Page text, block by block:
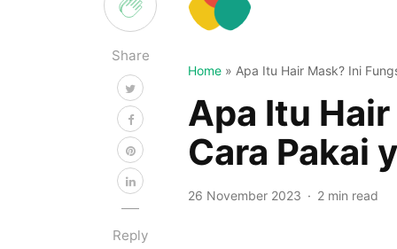
Share
Reply
Home » Apa Itu Hair Mask? Ini
Apa Itu
Cara Pakai
26 November 2023 2 min read